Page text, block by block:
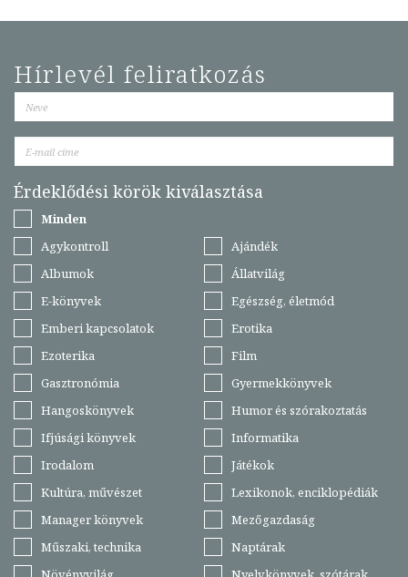
Hírlevél feliratkozás
Érdeklődési körök kiválasztása
Minden
Agykontroll
Ajándék
Albumok
Állatvilág
E-könyvek
Egészség, életmód
Emberi kapcsolatok
Erotika
Ezoterika
Film
Gasztronómia
Gyermekkönyvek
Hangoskönyvek
Humor és szórakoztatás
Ifjúsági könyvek
Informatika
Irodalom
Játékok
Kultúra, művészet
Lexikonok, enciklopédiák
Manager könyvek
Mezőgazdaság
Műszaki, technika
Naptárak